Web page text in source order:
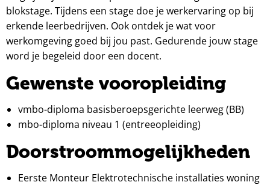
blokstage. Tijdens een stage doe je werkervaring op bij
erkende leerbedrijven. Ook ontdek je wat voor
werkomgeving goed bij jou past. Gedurende jouw stage
word je begeleid door een docent.
Gewenste vooropleiding
vmbo-diploma basisberoepsgerichte leerweg (BB)
mbo-diploma niveau 1 (entreeopleiding)
Doorstroommogelijkheden
Eerste Monteur Elektrotechnische installaties woning